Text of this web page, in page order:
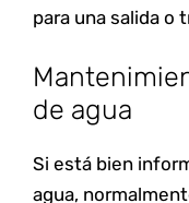
para una salida o
de agua
Si está bien
agua,